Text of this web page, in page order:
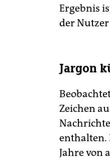
Ergebnis
der
Jargon
Zeichen
enthalten.
Jahre von